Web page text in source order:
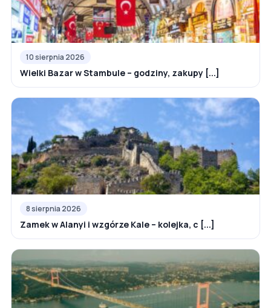
10 sierpnia 2026
Wielki Bazar w Stambule – godziny, zakupy [...]
8 sierpnia 2026
Zamek w Alanyi i wzgórze Kale – kolejka, c [...]